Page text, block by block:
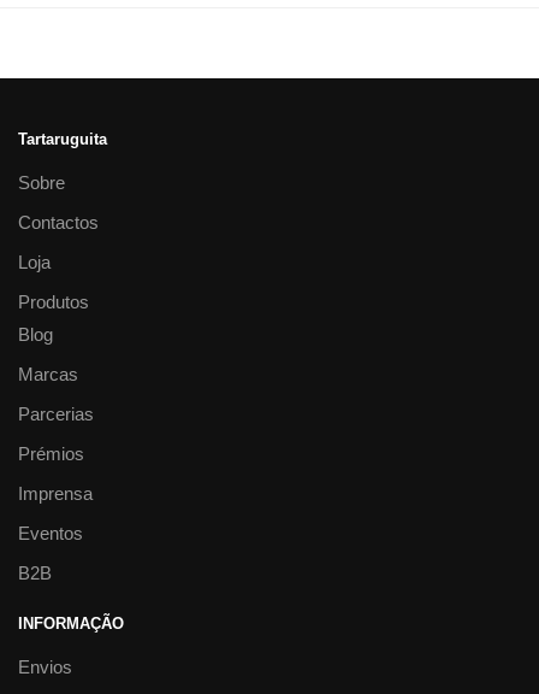
Tartaruguita
Sobre
Contactos
Loja
Produtos
Blog
Marcas
Parcerias
Prémios
Imprensa
Eventos
B2B
INFORMAÇÃO
Envios